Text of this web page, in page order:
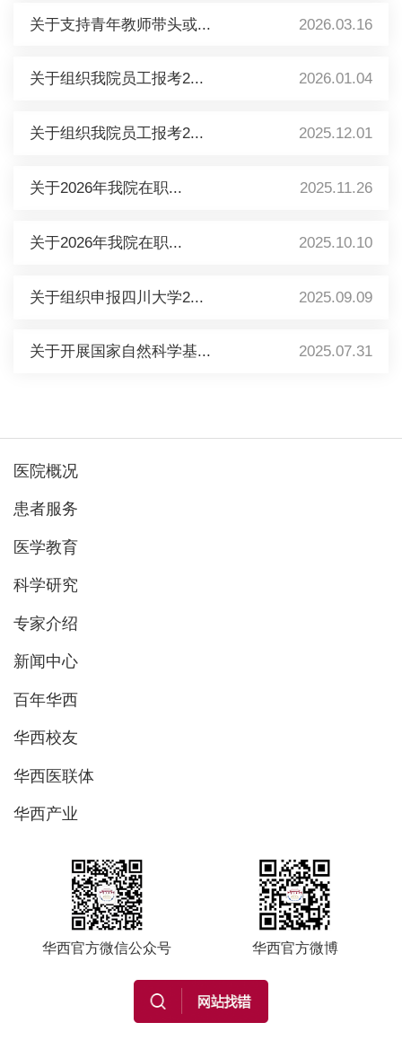
关于支持青年教师带头或... 2026.03.16
关于组织我院员工报考2... 2026.01.04
关于组织我院员工报考2... 2025.12.01
关于2026年我院在职... 2025.11.26
关于2026年我院在职... 2025.10.10
关于组织申报四川大学2... 2025.09.09
关于开展国家自然科学基... 2025.07.31
医院概况
患者服务
医学教育
科学研究
专家介绍
新闻中心
百年华西
华西校友
华西医联体
华西产业
华西官方微信公众号 华西官方微博